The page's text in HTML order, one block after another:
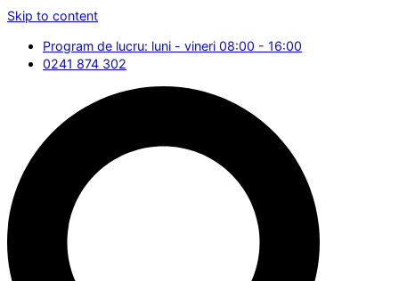
Skip to content
Program de lucru: luni - vineri 08:00 - 16:00
0241 874 302